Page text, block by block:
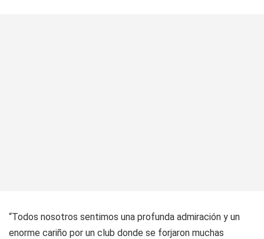
“Todos nosotros sentimos una profunda admiración y un
enorme cariño por un club donde se forjaron muchas